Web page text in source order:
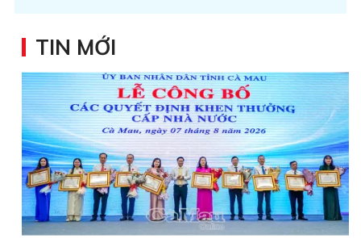
TIN MỚI